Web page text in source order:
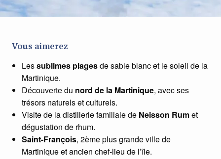
Vous aimerez
Lessublimes plagesde sable blanc et le soleil de la
Martinique.
Découverte du nord de la Martinique, avec ses
trésors naturels et culturels.
Visite de la distillerie familiale de Neisson Rumet
dégustation de rhum.
Saint-François, 2ème plus grande ville de
Martinique et ancien chef-lieu de l’île.